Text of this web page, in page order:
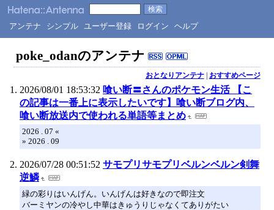
アンテナ シンプル ユーザー登録 ログイン ヘルプ
poke_odanのアンテナ
おとなりアンテナ| おすすめページ
2026/08/01 18:53:32 喰い断〓さんのポケモン生活 【こ
の記事は一番上に表示したいです】喰い断ブログ内、
喰い断放送内で使われる単語等まとめ
2026 . 07 «
» 2026 . 09
2026/07/28 00:51:52 サモプリサモプリベルンベルン剣舞
逆鱗
緑の彩りはいんげん。いんげんは好きなので即注文
バーミヤンの冷やし中華はきゅうりじゃなくてありがたい